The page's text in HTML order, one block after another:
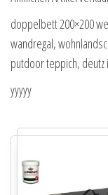
doppelbett 200×200
wandregal,
putdoor teppich, deutz
yyyyy